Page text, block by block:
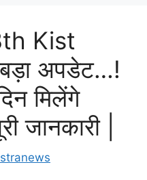
Kist
अपडेट…!
मिलेंगे
जानकारी |